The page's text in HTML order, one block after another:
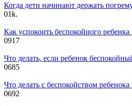
Когда дети начинают держать
01k.
Как успокоить беспокойного ребенка
0917
Что делать, если ребенок
0685
Что делать с беспокойством ребенока
0692